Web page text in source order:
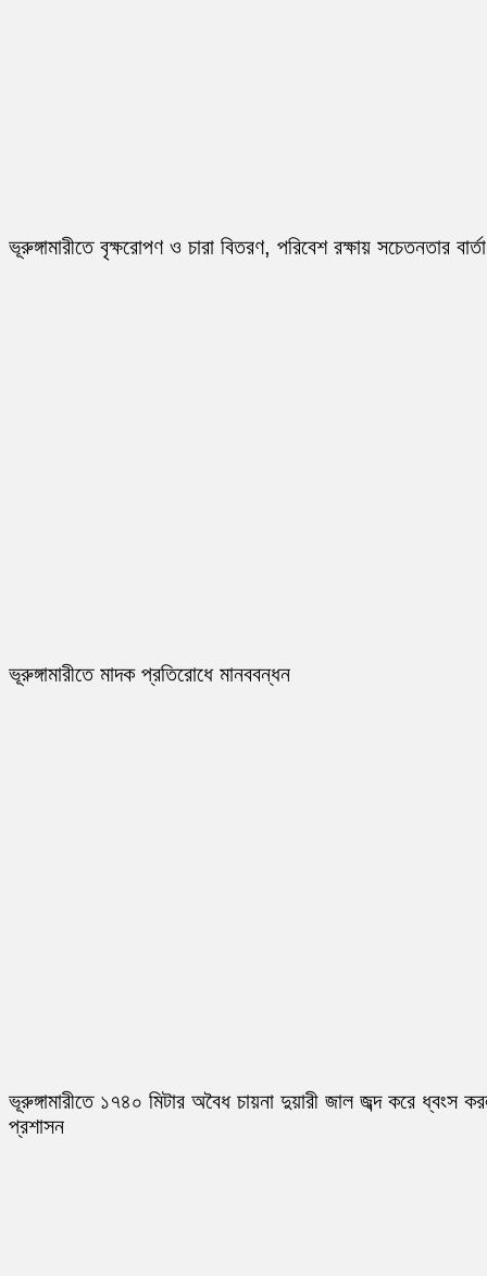
ভূরুঙ্গামারীতে বৃক্ষরোপণ ও চারা বিতরণ, পরিবেশ রক্ষায় সচেতনতার বার্তা
ভূরুঙ্গামারীতে মাদক প্রতিরোধে মানববন্ধন
ভূরুঙ্গামারীতে ১৭৪০ মিটার অবৈধ চায়না দুয়ারী জাল জব্দ করে ধ্বংস
প্রশাসন